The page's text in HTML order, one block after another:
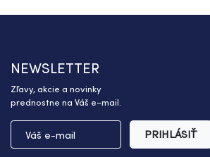
NEWSLETTER
Zľavy, akcie a novinky
prednostne na Váš e-mail.
PRIHLÁSIŤ